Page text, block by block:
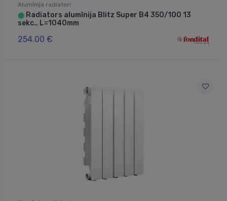
Alumīnija radiatori
⬤ Radiators alumīnija Blitz Super B4 350/100 13
sekc., L=1040mm
254.00 €